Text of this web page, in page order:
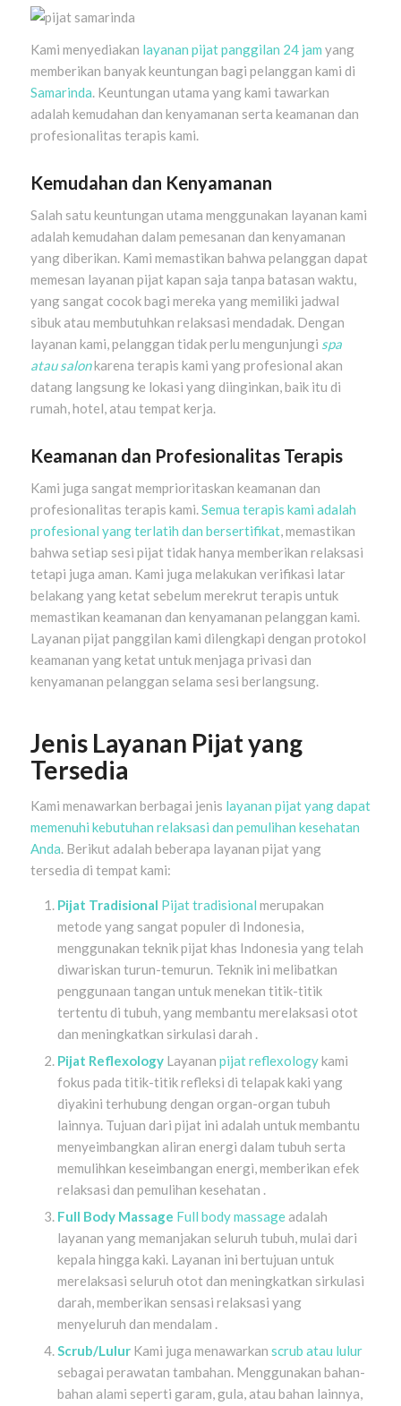
Kami menyediakan layanan pijat panggilan 24 jam yang
memberikan banyak keuntungan bagi pelanggan kami di
Samarinda. Keuntungan utama yang kami tawarkan
adalah kemudahan dan kenyamanan serta keamanan dan
profesionalitas terapis kami.
Kemudahan dan Kenyamanan
Salah satu keuntungan utama menggunakan layanan kami
adalah kemudahan dalam pemesanan dan kenyamanan
yang diberikan. Kami memastikan bahwa pelanggan dapat
memesan layanan pijat kapan saja tanpa batasan waktu,
yang sangat cocok bagi mereka yang memiliki jadwal
sibuk atau membutuhkan relaksasi mendadak. Dengan
layanan kami, pelanggan tidak perlu mengunjungi spa
atau salonkarena terapis kami yang profesional akan
datang langsung ke lokasi yang diinginkan, baik itu di
rumah, hotel, atau tempat kerja.
Keamanan dan Profesionalitas Terapis
Kami juga sangat memprioritaskan keamanan dan
profesionalitas terapis kami.Semua terapis kami adalah
profesional yang terlatih dan bersertifikat, memastikan
bahwa setiap sesi pijat tidak hanya memberikan relaksasi
tetapi juga aman. Kami juga melakukan verifikasi latar
belakang yang ketat sebelum merekrut terapis untuk
memastikan keamanan dan kenyamanan pelanggan kami.
Layanan pijat panggilan kami dilengkapi dengan protokol
keamanan yang ketat untuk menjaga privasi dan
kenyamanan pelanggan selama sesi berlangsung.
Jenis Layanan Pijat yang
Tersedia
Kami menawarkan berbagai jenis layanan pijat yang dapat
memenuhi kebutuhan relaksasi dan pemulihan kesehatan
Anda . Berikut adalah beberapa layanan pijat yang
tersedia di tempat kami:
Pijat Tradisional Pijat tradisional merupakan
metode yang sangat populer di Indonesia,
menggunakan teknik pijat khas Indonesia yang telah
diwariskan turun-temurun. Teknik ini melibatkan
penggunaan tangan untuk menekan titik-titik
tertentu di tubuh, yang membantu merelaksasi otot
dan meningkatkan sirkulasi darah .
Pijat ReflexologyLayanan pijat reflexologykami
fokus pada titik-titik refleksi di telapak kaki yang
diyakini terhubung dengan organ-organ tubuh
lainnya. Tujuan dari pijat ini adalah untuk membantu
menyeimbangkan aliran energi dalam tubuh serta
memulihkan keseimbangan energi, memberikan efek
relaksasi dan pemulihan kesehatan .
Full Body Massage Full body massageadalah
layanan yang memanjakan seluruh tubuh, mulai dari
kepala hingga kaki. Layanan ini bertujuan untuk
merelaksasi seluruh otot dan meningkatkan sirkulasi
darah, memberikan sensasi relaksasi yang
menyeluruh dan mendalam .
Scrub/LulurKami juga menawarkan scrub atau lulur
sebagai perawatan tambahan. Menggunakan bahan-
bahan alami seperti garam, gula, atau bahan lainnya,